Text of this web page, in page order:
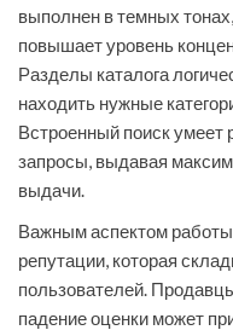
выполнен в темных
повышает уровень
Разделы каталога
находить нужные
Встроенный поиск умеет
запросы, выдавая
выдачи.
Важным аспектом
репутации, которая
пользователей.
падение оценки может